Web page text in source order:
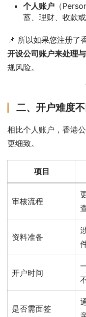
个人账户 （
蓄、理财、收款或
📌 所以如果您注册了
开设公司账户来处理
规风险。
二、开户难度
相比个人账户，香港
更细致。
项目
审核流程
资料准备
开户时间
是否需面签